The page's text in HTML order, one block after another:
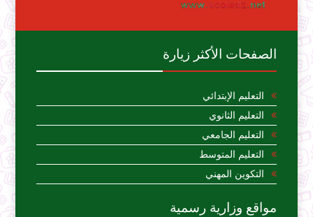
الصفحات الأكثر زيارة
التعليم الإبتدائي
التعليم الثانوي
التعليم الجامعي
التعليم المتوسط
التكوين المهني
مواقع وزارية رسمية